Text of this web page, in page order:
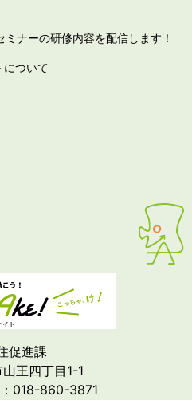
ナーの研修内容を配信します！
について
促進課
王四丁目1-1
018-860-3871